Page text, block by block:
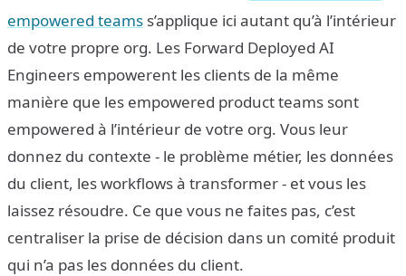
empowered teams s’applique ici autant qu’à l’intérieur
de votre propre org. Les Forward Deployed AI
Engineers empowerent les clients de la même
manière que les empowered product teams sont
empowered à l’intérieur de votre org. Vous leur
donnez du contexte - le problème métier, les données
du client, les workflows à transformer - et vous les
laissez résoudre. Ce que vous ne faites pas, c’est
centraliser la prise de décision dans un comité produit
qui n’a pas les données du client.